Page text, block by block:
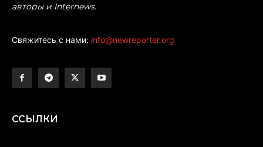
авторы и Internews.
Свяжитесь с нами: info@newreporter.org
ССЫЛКИ